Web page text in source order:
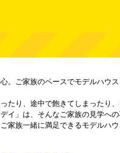
。ご家族のペースでモデルハウス
たり、途中で飽きてしまったり
イ」は、そんなご家族の見学への
家族一緒に満足できるモデルハウ